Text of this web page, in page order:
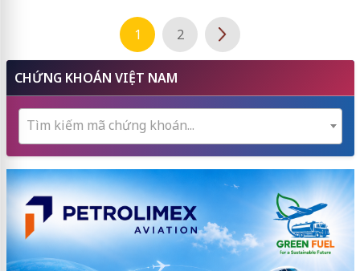
1 2
CHỨNG KHOÁN VIỆT NAM
Tìm kiếm mã chứng khoán...